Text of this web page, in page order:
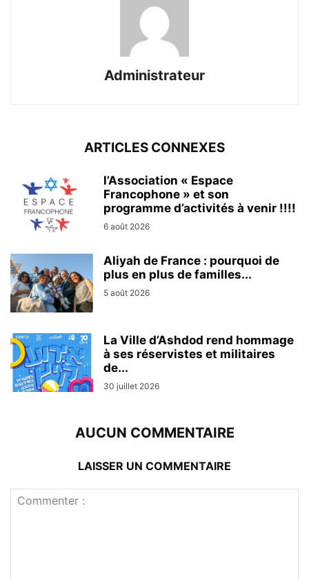
Administrateur
ARTICLES CONNEXES
l’Association « Espace
Francophone » et son
programme d’activités à venir !!!!
6 août 2026
Aliyah de France : pourquoi de
plus en plus de familles...
5 août 2026
La Ville d’Ashdod rend hommage
à ses réservistes et militaires
de...
30 juillet 2026
AUCUN COMMENTAIRE
LAISSER UN COMMENTAIRE